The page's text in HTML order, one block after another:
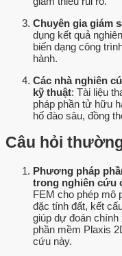
Chuyên gia giám
dụng kết quả
biến dạng công
hành.
Các nhà nghiên
kỹ thuật: Tài liệu
pháp phần tử hữu
hố đào sâu, đồng
Câu hỏi
Phương pháp
trong nghiên cứu
FEM cho phép mô
đặc tính đất, kết
giúp dự đoán chính
phần mềm Plaxis
cứu này.